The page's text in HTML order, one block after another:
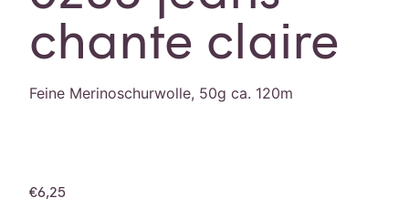
chante claire
Feine Merinoschurwolle, 50g ca. 120m
€6,25